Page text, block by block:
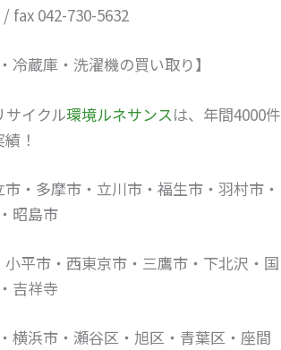
fax 042-730-5632
冷蔵庫・洗濯機の買い取り】
サイクル環境ルネサンスは、年間4000件
！
・多摩市・立川市・福生市・羽村市・
昭島市
平市・西東京市・三鷹市・下北沢・国
吉祥寺
横浜市・瀬谷区・旭区・青葉区・座間